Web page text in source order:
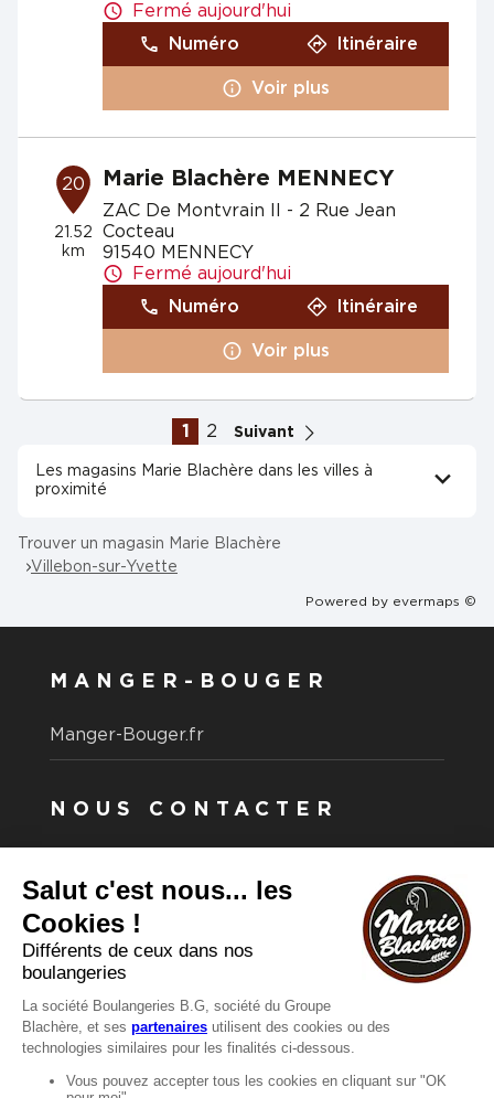
Fermé aujourd'hui
Numéro
Itinéraire
Voir plus
20
21.52
km
Marie Blachère MENNECY
ZAC De Montvrain II - 2 Rue Jean
Cocteau
91540 MENNECY
Fermé aujourd'hui
Numéro
Itinéraire
Voir plus
1 2 Suivant
Les magasins Marie Blachère dans les villes à
proximité
Trouver un magasin Marie Blachère
Villebon-sur-Yvette
Powered by evermaps ©
MANGER-BOUGER
Manger-Bouger.fr
NOUS CONTACTER
Vous souhaitez nous contacter ?
Consultez notre FAQ.
FAQ
Recrutement
MENTIONS